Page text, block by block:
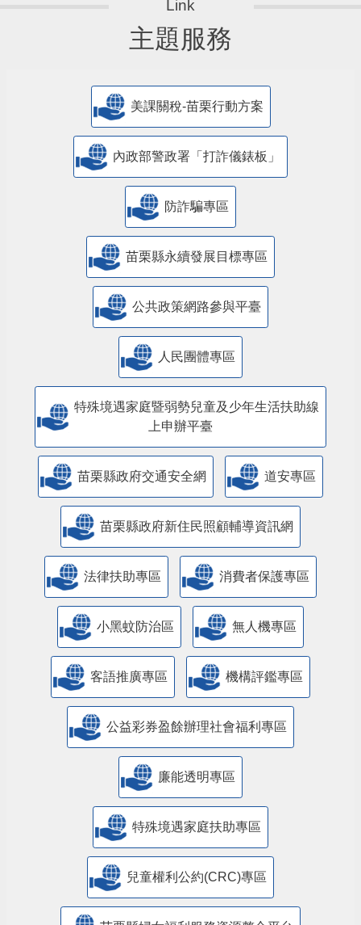
主題服務
美課關稅-苗栗行動方案
內政部警政署「打詐儀錶板」
防詐騙專區
苗栗縣永續發展目標專區
公共政策網路參與平臺
人民團體專區
特殊境遇家庭暨弱勢兒童及少年生活扶助線
上申辦平臺
苗栗縣政府交通安全網 道安專區
苗栗縣政府新住民照顧輔導資訊網
法律扶助專區 消費者保護專區
小黑蚊防治區 無人機專區
客語推廣專區 機構評鑑專區
公益彩券盈餘辦理社會福利專區
廉能透明專區
特殊境遇家庭扶助專區
兒童權利公約(CRC)專區